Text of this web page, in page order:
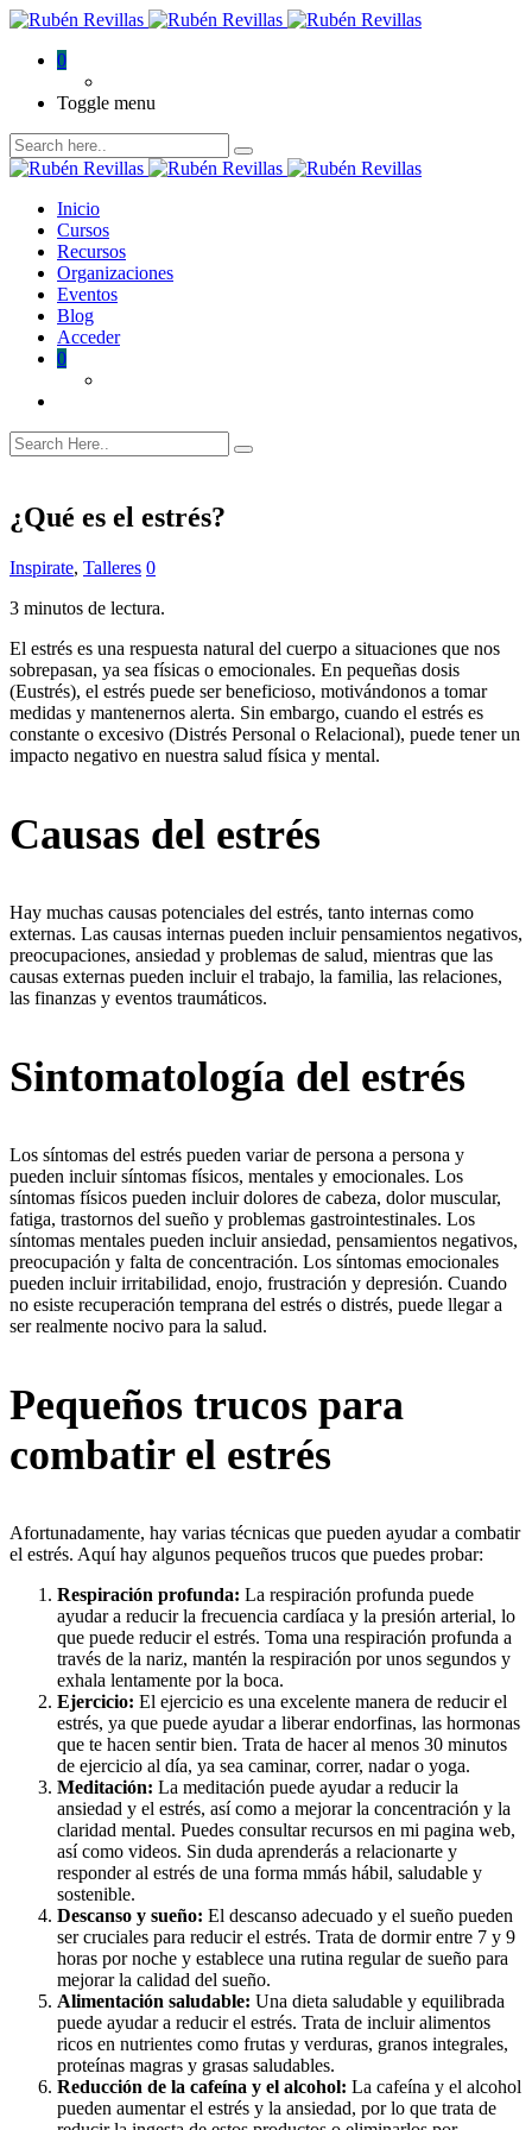
0
Toggle menu
Inicio
Cursos
Recursos
Organizaciones
Eventos
Blog
Acceder
0
¿Qué es el estrés?
Inspirate, Talleres 0
3 minutos de lectura.
El estrés es una respuesta natural del cuerpo a situaciones que nos
sobrepasan, ya sea físicas o emocionales. En pequeñas dosis
(Eustrés), el estrés puede ser beneficioso, motivándonos a tomar
medidas y mantenernos alerta. Sin embargo, cuando el estrés es
constante o excesivo (Distrés Personal o Relacional), puede tener un
impacto negativo en nuestra salud física y mental.
Causas del estrés
Hay muchas causas potenciales del estrés, tanto internas como
externas. Las causas internas pueden incluir pensamientos negativos,
preocupaciones, ansiedad y problemas de salud, mientras que las
causas externas pueden incluir el trabajo, la familia, las relaciones,
las finanzas y eventos traumáticos.
Sintomatología del estrés
Los síntomas del estrés pueden variar de persona a persona y
pueden incluir síntomas físicos, mentales y emocionales. Los
síntomas físicos pueden incluir dolores de cabeza, dolor muscular,
fatiga, trastornos del sueño y problemas gastrointestinales. Los
síntomas mentales pueden incluir ansiedad, pensamientos negativos,
preocupación y falta de concentración. Los síntomas emocionales
pueden incluir irritabilidad, enojo, frustración y depresión. Cuando
no esiste recuperación temprana del estrés o distrés, puede llegar a
ser realmente nocivo para la salud.
Pequeños trucos para
combatir el estrés
Afortunadamente, hay varias técnicas que pueden ayudar a combatir
el estrés. Aquí hay algunos pequeños trucos que puedes probar:
Respiración profunda: La respiración profunda puede
ayudar a reducir la frecuencia cardíaca y la presión arterial, lo
que puede reducir el estrés. Toma una respiración profunda a
través de la nariz, mantén la respiración por unos segundos y
exhala lentamente por la boca.
Ejercicio: El ejercicio es una excelente manera de reducir el
estrés, ya que puede ayudar a liberar endorfinas, las hormonas
que te hacen sentir bien. Trata de hacer al menos 30 minutos
de ejercicio al día, ya sea caminar, correr, nadar o yoga.
Meditación: La meditación puede ayudar a reducir la
ansiedad y el estrés, así como a mejorar la concentración y la
claridad mental. Puedes consultar recursos en mi pagina web,
así como videos. Sin duda aprenderás a relacionarte y
responder al estrés de una forma mmás hábil, saludable y
sostenible.
Descanso y sueño: El descanso adecuado y el sueño pueden
ser cruciales para reducir el estrés. Trata de dormir entre 7 y 9
horas por noche y establece una rutina regular de sueño para
mejorar la calidad del sueño.
Alimentación saludable: Una dieta saludable y equilibrada
puede ayudar a reducir el estrés. Trata de incluir alimentos
ricos en nutrientes como frutas y verduras, granos integrales,
proteínas magras y grasas saludables.
Reducción de la cafeína y el alcohol: La cafeína y el alcohol
pueden aumentar el estrés y la ansiedad, por lo que trata de